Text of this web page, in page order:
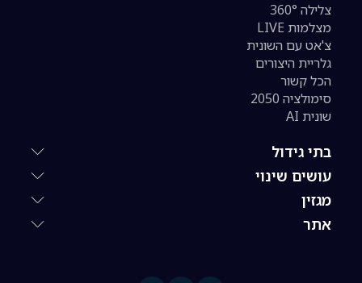
צלילה 360°
מצלמות LIVE
צ'אט עם השונית
גלריית היצורים
הכל קשור
סימולציה 2050
שונית AI
בתי גידול
עושים שינוי
מגזין
אתר